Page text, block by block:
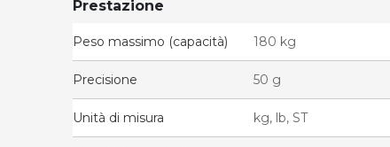
Prestazione
Peso massimo (capacità) 180 kg
Precisione 50 g
Unità di misura kg, lb, ST